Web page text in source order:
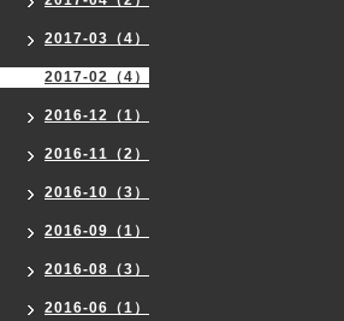
2017-03（4）
2017-02（4）
2016-12（1）
2016-11（2）
2016-10（3）
2016-09（1）
2016-08（3）
2016-06（1）